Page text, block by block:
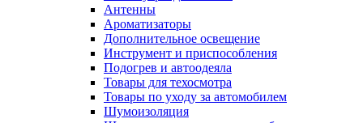
Антенны
Ароматизаторы
Дополнительное освещение
Инструмент и приспособления
Подогрев и автоодеяла
Товары для техосмотра
Товары по уходу за автомобилем
Шумоизоляция